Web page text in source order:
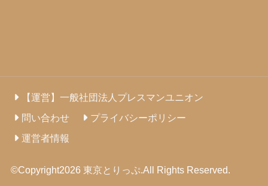
【運営】一般社団法人プレスマンユニオン
問い合わせ
プライバシーポリシー
運営者情報
©Copyright2026 東京とりっぷ.All Rights Reserved.